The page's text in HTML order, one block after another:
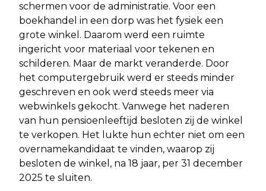
schermen voor de administratie. Voor een
boekhandel in een dorp was het fysiek een
grote winkel. Daarom werd een ruimte
ingericht voor materiaal voor tekenen en
schilderen. Maar de markt veranderde. Door
het computergebruik werd er steeds minder
geschreven en ook werd steeds meer via
webwinkels gekocht. Vanwege het naderen
van hun pensioenleeftijd besloten zij de winkel
te verkopen. Het lukte hun echter niet om een
overnamekandidaat te vinden, waarop zij
besloten de winkel, na 18 jaar, per 31 december
2025 te sluiten.